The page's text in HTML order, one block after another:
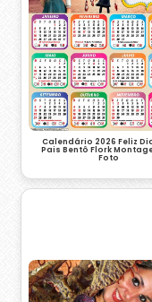
Calendário 2026 Feliz
Pais Bentô Flork
Foto